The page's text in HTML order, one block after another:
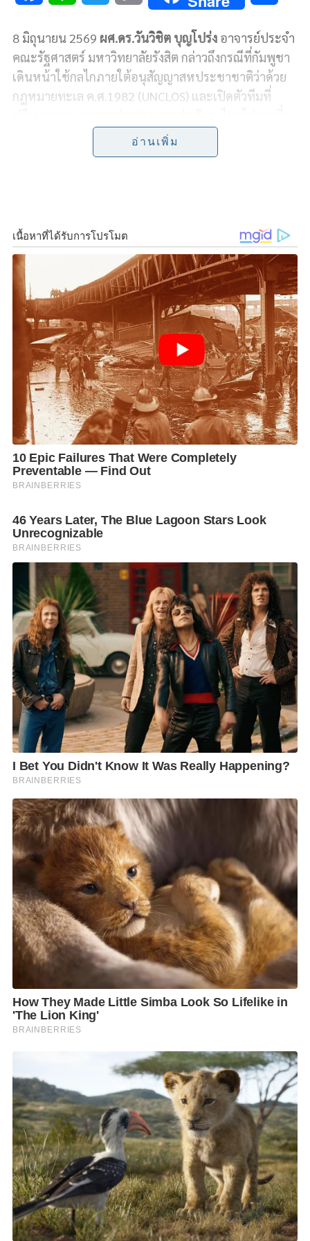
c
e
b
n
e
i
t
t
e
r
p
y
L
i
n
a
r
8 มิถุนายน 2569 ผศ.ดร.วันวิชิต บุญโปร่งอาจารย์ประจำ
คณะรัฐศาสตร์ มหาวิทยาลัยรังสิต กล่าวถึงกรณีที่กัมพูชา
เดินหน้าใช้กลไกภายใต้อนุสัญญาสหประชาชาติว่าด้วย
กฎหมายทะเล ค.ศ.1982 (UNCLOS) และเปิดตัวทีมที่
ตระหนกหรือมองว่ากัมพูชากำลังได้เปรียบไทยในเวที
ระหว่างประเทศ
เตอร์ ทักเซอ-เยนเซน อดีตนักการทูตอาวุโสชาวเดนมาร์ก
และอดีตประธานคณะกรรมาธิการไกล่เกลี่ยภายใต้
UNCLOS ซึ่งเคยมีบทบาทสำคัญในคดีพิพาทเขตแดนทาง
ทะเลระหว่างออสเตรเลียกับติมอร์-เลสเต รวมถึงนายฌ
อง-มาร์ก ตูเวอแนง นักกฎหมายระหว่างประเทศชาว
ฝรั่งเศส ผู้มีประสบการณ์ในคดีสำคัญต่อหน้าศาลยุติธรรม
ระหว่างประเทศ (ICJ) และองค์กรอนุญาโตตุลาการ
ระหว่างประเทศหลายแห่ง
อย่างไรก็ตาม การเคลื่อนไหวดังกล่าวไม่ได้หมายความว่า
ไทยกำลังตกเป็นฝ่ายตามหลัง เพราะในความเป็นจริง ทีม
ไทยแลนด์ภายใต้การนำของนายสีหศักดิ์ พวงเกตุแก้ว รอง
นายกรัฐมนตรีและรัฐมนตรีว่าการกระทรวงการต่าง
ประเทศ ประเมินทิศทางดังกล่าวไว้ล่วงหน้าและทราบมา
ตลอดว่ากัมพูชาจะพยายามเปิดเกม UNCLOS ก่อนไทย
“ฝ่ายไทยรู้ว่ากัมพูชาจะใช้แนวทางนี้ จึงเลือกที่จะอ่านไพ่
ทุกใบของกัมพูชาให้ครบก่อน และวางตัวเป็นผู้ควบคุม
จังหวะเกม ไม่ใช่ผู้ถูกลากให้เดินตาม” ผศ.ดร.วันวิชิต กล่า
จุดยืนของไทยคือพร้อมเข้าสู่กระบวนการภายใต้ UNCLOS
อยู่แล้ว แต่ต้องการให้การหารือจำกัดอยู่เฉพาะประเด็น
เส้นแบ่งเขตทางทะเลที่ยังมีข้อพิพาท โดยไม่เปิดช่องให้มี
การนำประเด็นอื่นเข้ามาปะปนในการเจรจา
แนวทางดังกล่าวถือเป็นประโยชน์ต่อไทย เนื่องจากจะ
ทำให้การพิจารณามุ่งเน้นเฉพาะเรื่องสิทธิทางทะเล และ
ลดโอกาสที่กัมพูชาจะเชื่อมโยงประเด็นอื่น เช่น การอ้าง
สิทธิที่เกี่ยวข้องกับเกาะกูด หรือข้อเรียกร้องทางอาณาเขต
ที่อยู่นอกกรอบของการพิจารณาภายใต้ UNCLOS
ผศ.ดร.วันวิชิต ระบุด้วยว่า การที่กัมพูชาประกาศอ้างสิทธิ
ทางทะเลในลักษณะ “Maximum Claim” หรือการ
พยายามอ้างสิทธิในพื้นที่ทางทะเลให้ได้มากที่สุด ไม่ว่าจะ
เป็นเขตเศรษฐกิจจำเพาะหรือไหล่ทวีป อาจส่งผลให้ข้อ
อ้างบางส่วนถูกตั้งคำถามในเรื่องความสมเหตุสมผลและ
ความชอบธรรมมากขึ้น โดยเฉพาะเมื่อกัมพูชาเลือกเดิน
เข้าสู่กระบวนการ UNCLOS ทั้งที่ยังไม่ได้ใช้ความพยายาม
อย่างเต็มที่ในการเจรจาแบบทวิภาคีกับไทยก่อน
นอกจากนี้ กระทรวงการต่างประเทศของไทยยังได้ดำเนิน
การทาบทามผู้เชี่ยวชาญและผู้ทรงคุณวุฒิด้านกฎหมาย
ระหว่างประเทศ เพื่อเตรียมจัดตั้งคณะผู้แทนไทยใน
กระบวนการประนอมข้อพิพาทภายใต้ UNCLOS แล้ว โดย
“กระทรวงการต่างประเทศกำลังประเมินทุกความเป็นไป
ได้ รวมถึงสถานการณ์เลวร้ายที่สุดในทุกมิติ เพื่อเตรียม
แนวทางรับมืออย่างรอบด้าน ดังนั้นเมื่อไทยได้ประเมิน
ยุทธศาสตร์และแนวทางของกัมพูชาอย่างครบถ้วนแล้ว
เชื่อว่าไทยจะไม่ตกเป็นฝ่ายเสียเปรียบอย่างแน่นอน”
ผศ.ดร.วันวิชิต กล่าว.
อ่านเพิ่ม